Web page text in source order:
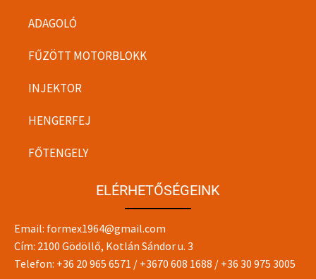
ADAGOLÓ
FŰZÖTT MOTORBLOKK
INJEKTOR
HENGERFEJ
FŐTENGELY
ELÉRHETŐSÉGEINK
Email: formex1964@gmail.com
Cím: 2100 Gödöllő, Kotlán Sándor u. 3
Telefon: +36 20 965 6571 / +3670 608 1688 / +36 30 975 3005